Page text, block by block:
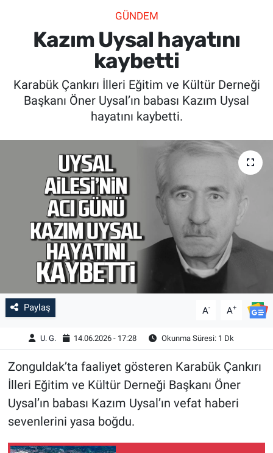
GÜNDEM
Kazım Uysal hayatını
kaybetti
Karabük Çankırı İlleri Eğitim ve Kültür Derneği
Başkanı Öner Uysal’ın babası Kazım Uysal
hayatını kaybetti.
Paylaş A- A+
U. G. 14.06.2026 - 17:28 Okunma Süresi: 1 Dk
Zonguldak’ta faaliyet gösteren Karabük Çankırı
İlleri Eğitim ve Kültür Derneği Başkanı Öner
Uysal’ın babası Kazım Uysal’ın vefat haberi
sevenlerini yasa boğdu.
SAĞLIK